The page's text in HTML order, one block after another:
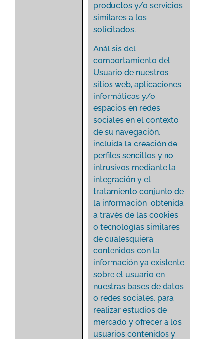
productos y/o servicios
similares a los
solicitados.
Análisis del
comportamiento del
Usuario de nuestros
sitios web, aplicaciones
informáticas y/o
espacios en redes
sociales en el contexto
de su navegación,
incluida la creación de
perfiles sencillos y no
intrusivos mediante la
integración y el
tratamiento conjunto de
la información obtenida
a través de las cookies
o tecnologías similares
de cualesquiera
contenidos con la
información ya existente
sobre el usuario en
nuestras bases de datos
o redes sociales, para
realizar estudios de
mercado y ofrecer a los
usuarios contenidos y